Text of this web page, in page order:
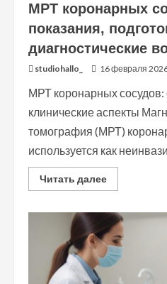
МРТ коронарных
показания,
диагностические
studiohallo_ 16 февраля
МРТ коронарных сосудов:
клинические аспекты
томография (МРТ)
используется как
Читать далееRead
more
коронарных
сосудов:
показания,
подготовка
и
возможности